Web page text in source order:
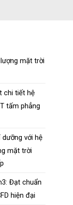
mặt trời
chi tiết hệ
tấm phẳng
với hệ
mặt trời
Đạt chuẩn
hiện đại